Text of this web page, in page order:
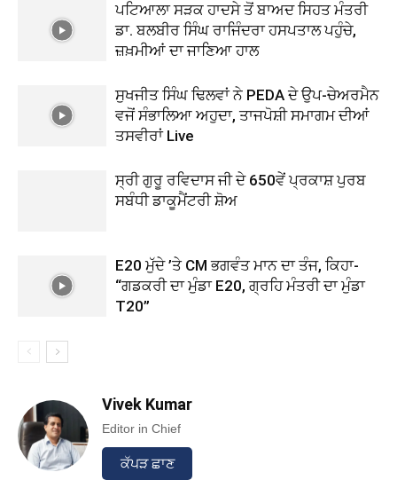
ਪਟਿਆਲਾ ਸੜਕ ਹਾਦਸੇ ਤੋਂ ਬਾਅਦ ਸਿਹਤ ਮੰਤਰੀ
ਡਾ. ਬਲਬੀਰ ਸਿੰਘ ਰਾਜਿੰਦਰਾ ਹਸਪਤਾਲ ਪਹੁੰਚੇ,
ਜ਼ਖ਼ਮੀਆਂ ਦਾ ਜਾਣਿਆ ਹਾਲ
ਸੁਖਜੀਤ ਸਿੰਘ ਢਿਲਵਾਂ ਨੇ PEDA ਦੇ ਉਪ-ਚੇਅਰਮੈਨ
ਵਜੋਂ ਸੰਭਾਲਿਆ ਅਹੁਦਾ, ਤਾਜਪੋਸ਼ੀ ਸਮਾਗਮ ਦੀਆਂ
ਤਸਵੀਰਾਂ Live
ਸ੍ਰੀ ਗੁਰੂ ਰਵਿਦਾਸ ਜੀ ਦੇ 650ਵੇਂ ਪ੍ਰਕਾਸ਼ ਪੁਰਬ
ਸਬੰਧੀ ਡਾਕੂਮੈਂਟਰੀ ਸ਼ੋਅ
E20 ਮੁੱਦੇ ’ਤੇ CM ਭਗਵੰਤ ਮਾਨ ਦਾ ਤੰਜ, ਕਿਹਾ-
“ਗਡਕਰੀ ਦਾ ਮੁੰਡਾ E20, ਗ੍ਰਹਿ ਮੰਤਰੀ ਦਾ ਮੁੰਡਾ
T20”
Vivek Kumar
Editor in Chief
ਕੱਪੜ ਛਾਣ